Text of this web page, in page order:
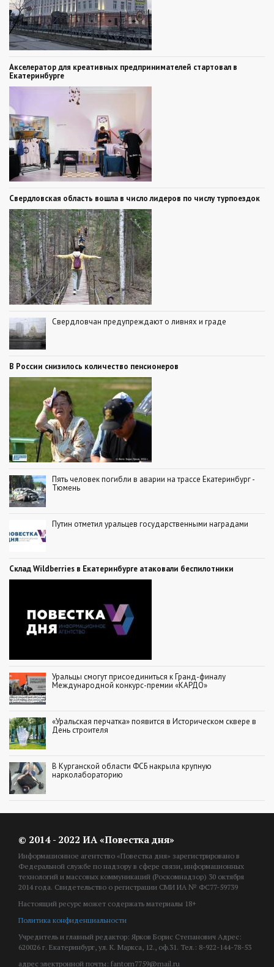
Акселератор для креативных предпринимателей стартовал в
Екатеринбурге
Свердловская область вошла в число лидеров по числу турпоездок
Свердловчан предупреждают о ливнях и граде
В России снизилось количество пенсионеров
Пять человек погибли в аварии на трассе Екатеринбург -
Тюмень
Путин отметил уральцев государственными наградами
Склад Wildberries в Екатеринбурге атаковали беспилотники
Уральцы смогут присоединиться к Гранд-финалу
Международной конкурс-премии «КАРДО»
«Уральская перчатка» появится в Историческом сквере в
День строителя
В Курганской области ФСБ накрыла крупную
нарколабораторию
© 2014 - 2022 ИА «Повестка дня»
Информационное агентство «Повестка дня» зарегистрировано в
Федеральной службе по надзору в сфере связи, информационных
технологий и массовых коммуникаций (Роскомнадзор) 30 октября
2014 года. Свидетельство о регистрации СМИ ИА № ФС77-59739
Настоящий ресурс может содержать материалы 18+
Политика конфиденциальности
Учредитель и главный редактор: Ярков Борис Степанович Адрес:
620026 г. Екатеринбург, ул. К. Маркса, 12., оф.31. Тел.: 8-922-144-78-53
адрес электронной почты: fantom7759@mail.ru